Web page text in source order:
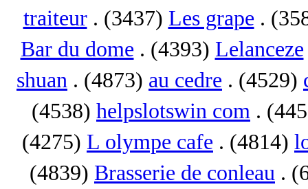
traiteur. (3437) Les grape .
Bar du dome . (4393) Lelanceze
shuan . (4873) au cedre . (4529)
(4538) helpslotswin com .
(4275) L olympe cafe . (4814)
(4839) Brasserie de conleau .